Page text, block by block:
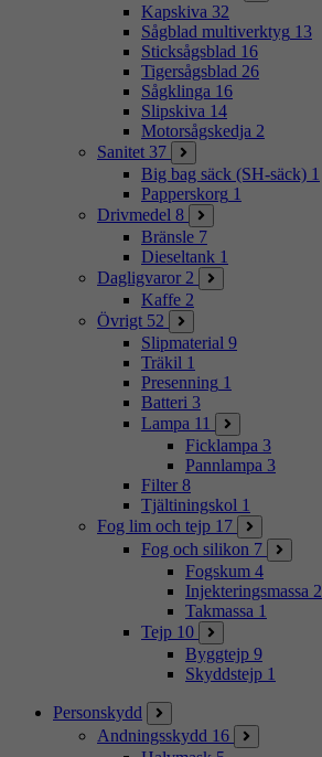
Kapskiva 32
Sågblad multiverktyg 13
Sticksågsblad 16
Tigersågsblad 26
Sågklinga 16
Slipskiva 14
Motorsågskedja 2
Sanitet 37
Big bag säck (SH-säck) 1
Papperskorg 1
Drivmedel 8
Bränsle 7
Dieseltank 1
Dagligvaror 2
Kaffe 2
Övrigt 52
Slipmaterial 9
Träkil 1
Presenning 1
Batteri 3
Lampa 11
Ficklampa 3
Pannlampa 3
Filter 8
Tjältiningskol 1
Fog lim och tejp 17
Fog och silikon 7
Fogskum 4
Injekteringsmassa 2
Takmassa 1
Tejp 10
Byggtejp 9
Skyddstejp 1
Personskydd
Andningsskydd 16